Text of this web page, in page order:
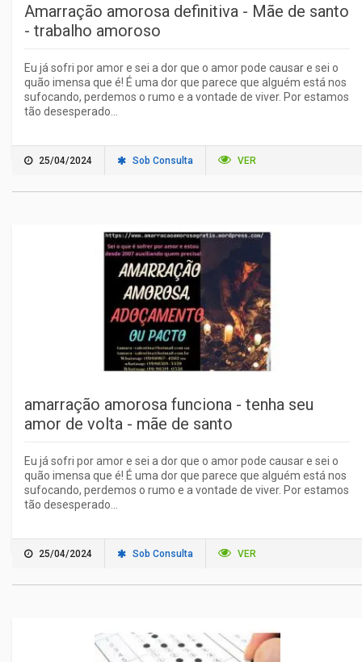
Amarração amorosa definitiva - Mãe de santo
- trabalho amoroso
Eu já sofri por amor e sei a dor que o amor pode causar e sei o
quão imensa que é! É uma dor que parece que alguém está nos
sufocando, perdemos o rumo e a vontade de viver. Por estamos
tão desesperado...
25/04/2024 Sob Consulta VER
amarração amorosa funciona - tenha seu
amor de volta - mãe de santo
Eu já sofri por amor e sei a dor que o amor pode causar e sei o
quão imensa que é! É uma dor que parece que alguém está nos
sufocando, perdemos o rumo e a vontade de viver. Por estamos
tão desesperado...
25/04/2024 Sob Consulta VER